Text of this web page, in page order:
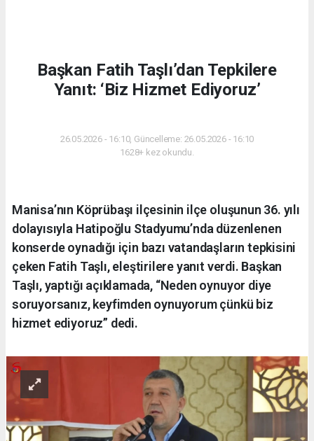
Başkan Fatih Taşlı’dan Tepkilere
Yanıt: ‘Biz Hizmet Ediyoruz’
26.05.2026 - 16:10, Güncelleme: 26.05.2026 - 16:10
1628+ kez okundu.
Manisa’nın Köprübaşı ilçesinin ilçe oluşunun 36. yılı
dolayısıyla Hatipoğlu Stadyumu’nda düzenlenen
konserde oynadığı için bazı vatandaşların tepkisini
çeken Fatih Taşlı, eleştirilere yanıt verdi. Başkan
Taşlı, yaptığı açıklamada, “Neden oynuyor diye
soruyorsanız, keyfimden oynuyorum çünkü biz
hizmet ediyoruz” dedi.